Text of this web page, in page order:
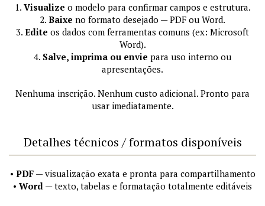
1. Visualize o modelo para confirmar campos e estrutura.
2. Baixe no formato desejado — PDF ou Word.
3. Edite os dados com ferramentas comuns (ex: Microsoft
Word).
4. Salve, imprima ou envie para uso interno ou
apresentações.
Nenhuma inscrição. Nenhum custo adicional. Pronto para
usar imediatamente.
Detalhes técnicos / formatos disponíveis
• PDF— visualização exata e pronta para compartilhamento
• Word — texto, tabelas e formatação totalmente editáveis